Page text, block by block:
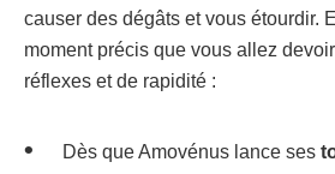
causer des dégâts et vous étourdir.
moment précis que vous allez
réflexes et de rapidité :
Dès que Amovénus lance ses